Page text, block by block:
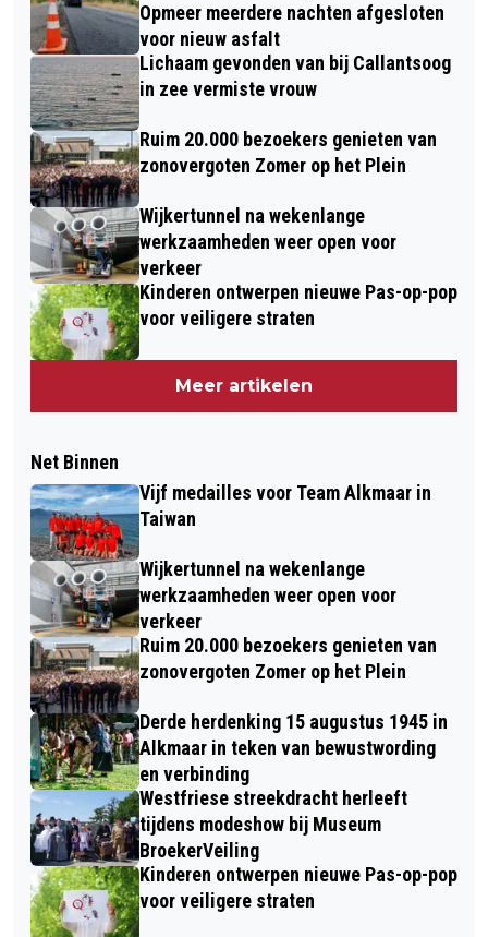
Opmeer meerdere nachten afgesloten
voor nieuw asfalt
Lichaam gevonden van bij Callantsoog
in zee vermiste vrouw
Ruim 20.000 bezoekers genieten van
zonovergoten Zomer op het Plein
Wijkertunnel na wekenlange
werkzaamheden weer open voor
verkeer
Kinderen ontwerpen nieuwe Pas-op-pop
voor veiligere straten
Meer artikelen
Net Binnen
Vijf medailles voor Team Alkmaar in
Taiwan
Wijkertunnel na wekenlange
werkzaamheden weer open voor
verkeer
Ruim 20.000 bezoekers genieten van
zonovergoten Zomer op het Plein
Derde herdenking 15 augustus 1945 in
Alkmaar in teken van bewustwording
en verbinding
Westfriese streekdracht herleeft
tijdens modeshow bij Museum
BroekerVeiling
Kinderen ontwerpen nieuwe Pas-op-pop
voor veiligere straten